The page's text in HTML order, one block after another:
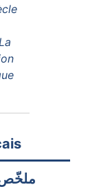
La
ملخّص